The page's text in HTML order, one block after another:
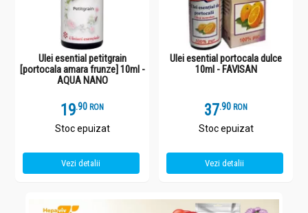
Ulei esential petitgrain
[portocala amara frunze] 10ml -
AQUA NANO
19.9 RON
Stoc epuizat
Vezi detalii
Ulei esential portocala dulce
10ml - FAVISAN
37.9 RON
Stoc epuizat
Vezi detalii